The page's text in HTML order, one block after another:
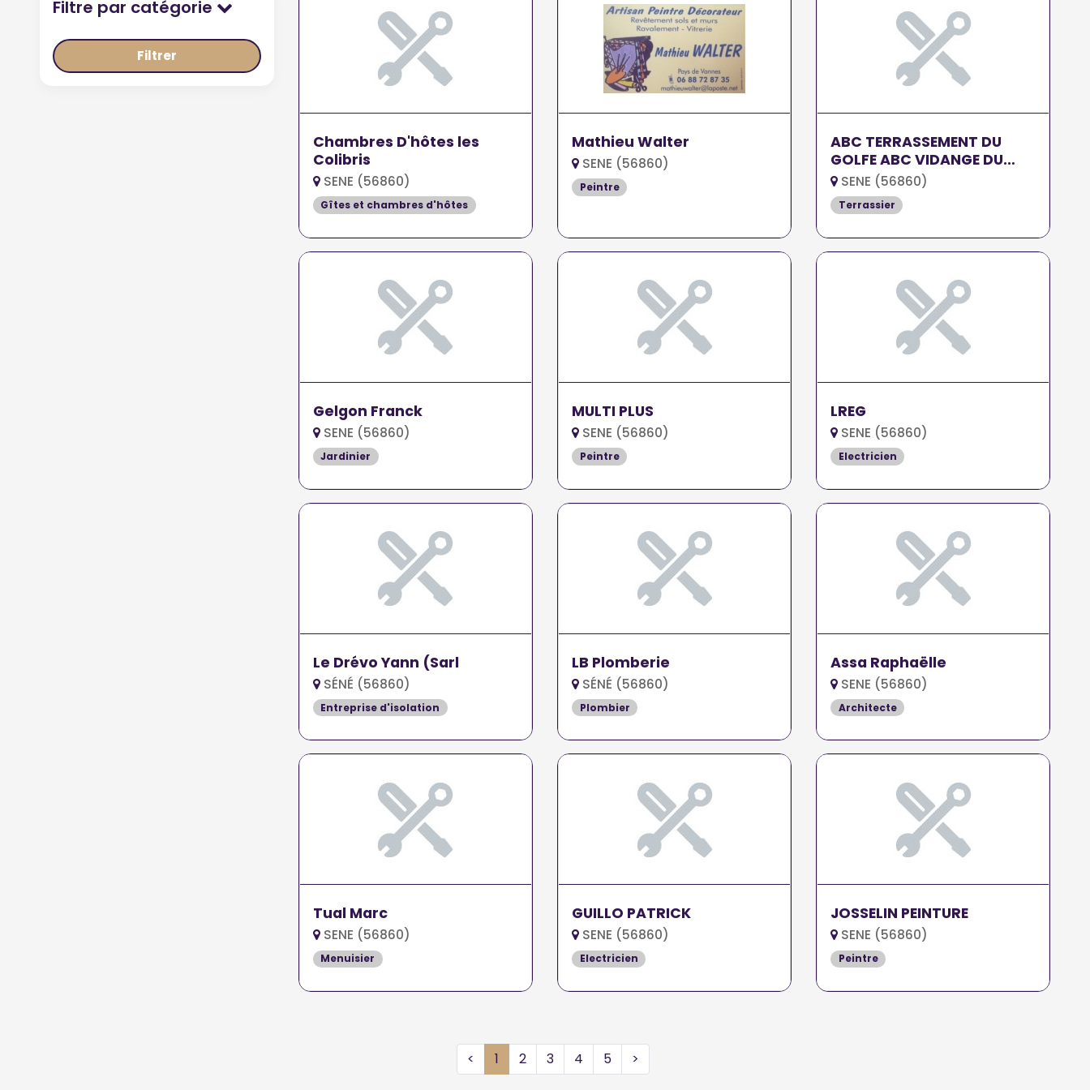
Filtre par catégorie
Filtrer
Chambres D'hôtes les
Colibris
SENE (56860)
Gîtes et chambres d'hôtes
Mathieu Walter
SENE (56860)
Peintre
ABC TERRASSEMENT DU
GOLFE ABC VIDANGE DU
GOLFE
SENE (56860)
Terrassier
Gelgon Franck
SENE (56860)
Jardinier
MULTI PLUS
SENE (56860)
Peintre
LREG
SENE (56860)
Electricien
Le Drévo Yann (Sarl
SÉNÉ (56860)
Entreprise d'isolation
LB Plomberie
SÉNÉ (56860)
Plombier
Assa Raphaëlle
SENE (56860)
Architecte
Tual Marc
SENE (56860)
Menuisier
GUILLO PATRICK
SENE (56860)
Electricien
JOSSELIN PEINTURE
SENE (56860)
Peintre
< 1 2 3 4 5 >